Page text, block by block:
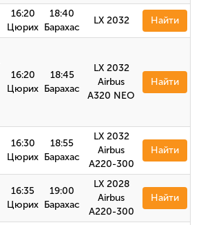
16:20
Цюрих
18:40
Барахас
LX 2032 Найти
16:20
Цюрих
18:45
Барахас
LX 2032
Airbus
A320 NEO
Найти
16:30
Цюрих
18:55
Барахас
LX 2032
Airbus
A220-300
Найти
16:35
Цюрих
19:00
Барахас
LX 2028
Airbus
A220-300
Найти